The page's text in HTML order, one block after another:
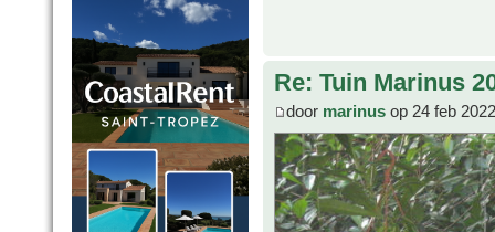
Re: Tuin Marinus
door marinus op 24 feb